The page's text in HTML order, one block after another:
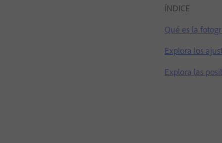
ÍNDICE
Qué es la
Explora los
Explora las